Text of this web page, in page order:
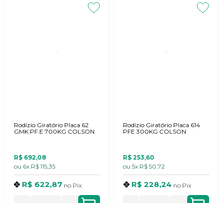
Rodízio Giratório Placa 62
GMK PF.E 700KG COLSON
R$ 692,08
ou 6x R$ 115,35
R$ 622,87 no Pix
Rodízio Giratório Placa 614
PFE 300KG COLSON
R$ 253,60
ou 5x R$ 50,72
R$ 228,24 no Pix